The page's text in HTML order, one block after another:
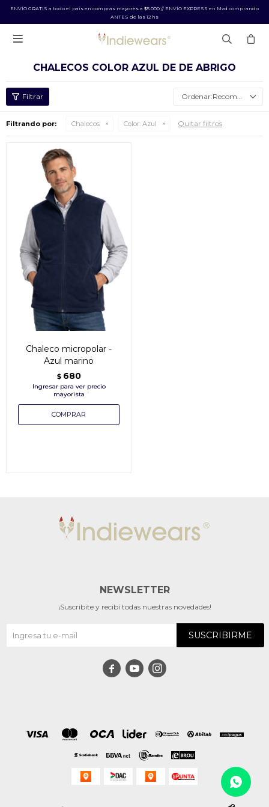
ENVÍO GRATIS a todo el país en compras mayores a $5.000 // ENVÍO EXPRESS en Mvd comprando
ANTES de las 12 hs

CHALECOS COLOR AZUL DE DE ABRIGO
Recomendados
Filtrando por: Chalecos Color: Azul Quitar filtros
Chaleco micropolar -
Azul marino
$ 680
NEWSLETTER
¡Suscribite y recibí todas nuestras novedades!
SUSCRIBIRME
  